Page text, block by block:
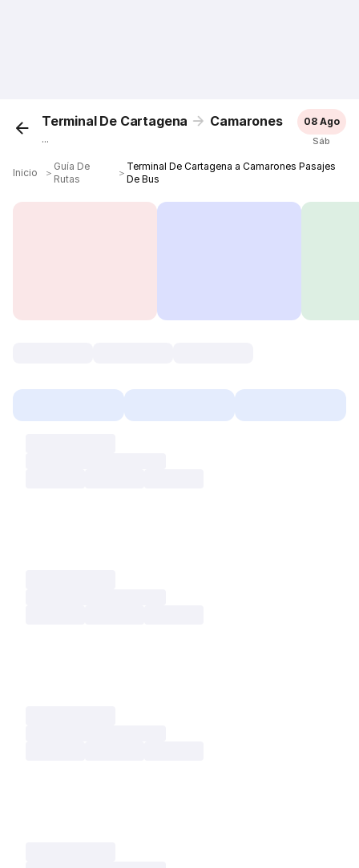
Terminal De Cartagena Camarones
...
08 Ago
Sáb
Inicio ＞
Guía De
Rutas
＞
Terminal De Cartagena a Camarones Pasajes
De Bus